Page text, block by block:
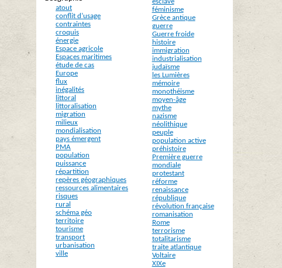
féminisme
Grèce antique
guerre
Guerre froide
histoire
immigration
industrialisation
judaïsme
les Lumières
mémoire
monothéisme
moyen-âge
mythe
nazisme
néolithique
peuple
population active
préhistoire
Première guerre
mondiale
protestant
réforme
renaissance
république
révolution française
romanisation
Rome
terrorisme
totalitarisme
traite atlantique
Voltaire
XIXe
atout
conflit d’usage
contraintes
croquis
énergie
Espace agricole
Espaces maritimes
étude de cas
Europe
flux
inégalités
littoral
littoralisation
migration
milieux
mondialisation
pays émergent
PMA
population
puissance
répartition
repères géographiques
ressources alimentaires
risques
rural
schéma géo
territoire
tourisme
transport
urbanisation
ville